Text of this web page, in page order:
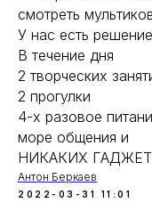
смотреть
У нас есть
В течение дня
2 творческих
2 прогулки
4-х разовое
море общения и
НИКАКИХ
Антон Беркаев
2022-03-31 11:01